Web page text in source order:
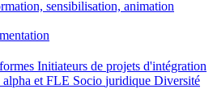
sensibilisation, animation
Initiateurs de projets d'intégration
etFLE Socio­ juridique Diversité